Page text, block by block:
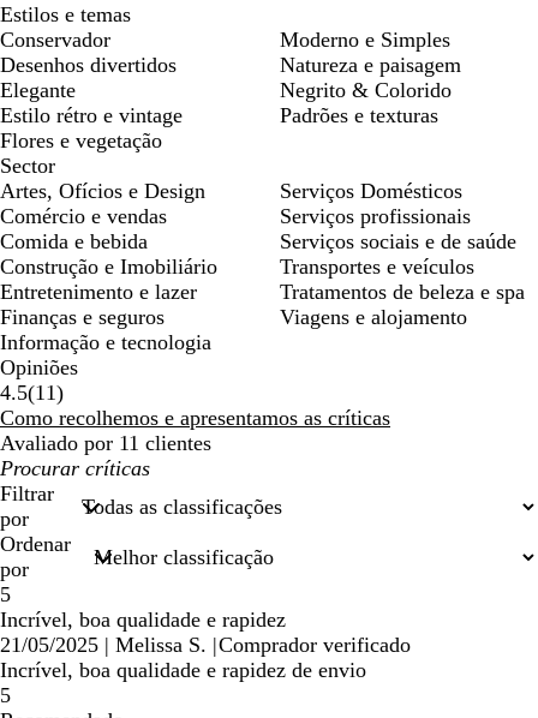
Estilos e temas
Conservador
Desenhos divertidos
Elegante
Estilo rétro e vintage
Flores e vegetação
Moderno e Simples
Natureza e paisagem
Negrito & Colorido
Padrões e texturas
Sector
Artes, Ofícios e Design
Comércio e vendas
Comida e bebida
Construção e Imobiliário
Entretenimento e lazer
Finanças e seguros
Informação e tecnologia
Serviços Domésticos
Serviços profissionais
Serviços sociais e de saúde
Transportes e veículos
Tratamentos de beleza e spa
Viagens e alojamento
Opiniões
4.5(1111
críticas
)
Como recolhemos e apresentamos as críticas
Avaliado por 11 clientes
As
minhas
entradas
de
pesquisa
Filtrar
por
Ordenar
por
5
Incrível, boa qualidade e rapidez
21/05/2025 | Melissa S. |Comprador verificado
Incrível, boa qualidade e rapidez de envio
5